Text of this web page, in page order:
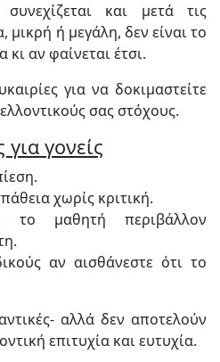
και μετά τις
μικρή ή μεγάλη, δεν είναι το
αν φαίνεται έτσι.
για να δοκιμαστείτε
σας στόχους.
για γονείς
χωρίς κριτική.
το μαθητή περιβάλλον
αν αισθάνεστε ότι το
αλλά δεν αποτελούν
επιτυχία και ευτυχία.